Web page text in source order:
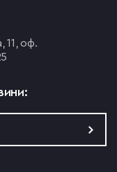
11, оф.